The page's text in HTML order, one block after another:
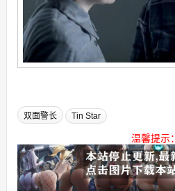
双面警长 Tin Star
温馨提示：